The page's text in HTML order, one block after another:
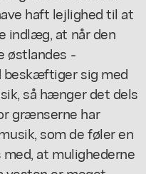
haft lejlighed til at
indlæg, at når den
østlandes -
beskæftiger sig med
så hænger det dels
grænserne har
som de føler en
at mulighederne